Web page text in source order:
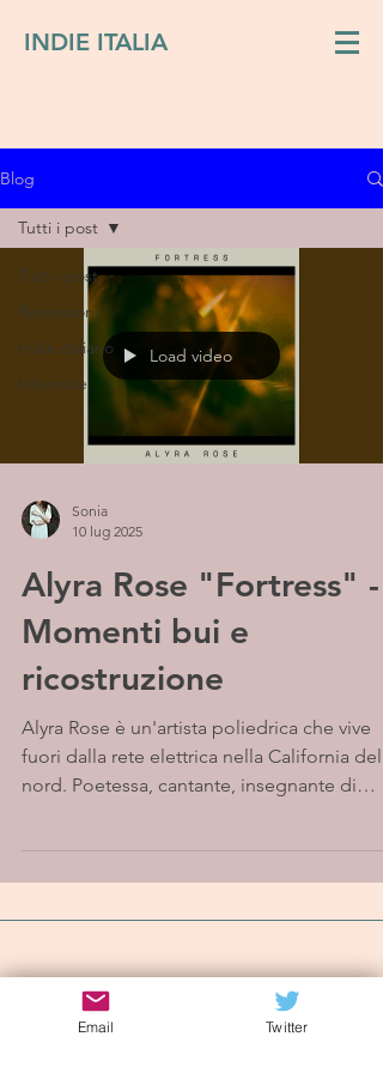
INDIE ITALIA
Blog
Tutti i post
Recensioni
Indie italiano
Interviste
Tutti i post
Load video
Sonia
10 lug 2025
Alyra Rose "Fortress" -
Momenti bui e
ricostruzione
Alyra Rose è un'artista poliedrica che vive
fuori dalla rete elettrica nella California del
nord. Poetessa, cantante, insegnante di
Iscriviti alla mailing list
Email Twitter